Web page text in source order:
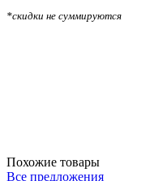
*скидки не суммируются
Похожие товары
Все предложения